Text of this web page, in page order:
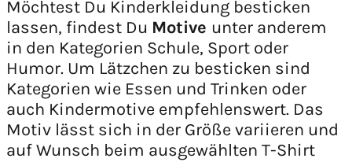
Möchtest Du Kinderkleidung besticken
lassen, findest Du Motive unter anderem
in den Kategorien Schule, Sport oder
Humor. Um Lätzchen zu besticken sind
Kategorien wie Essen und Trinken oder
auch Kindermotive empfehlenswert. Das
Motiv lässt sich in der Größe variieren und
auf Wunsch beim ausgewählten T-Shirt